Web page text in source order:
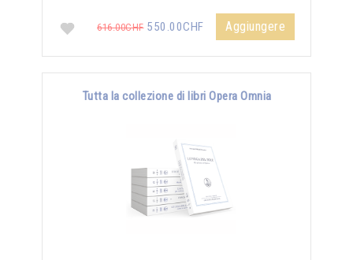
616.00CHF550.00CHF Aggiungere
Tutta la collezione di libri Opera Omnia